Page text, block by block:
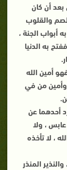
بعد أن كان
الصم والقلوب
به أبواب الجنة ،
به الدنيا
أمين الله
من في
أحدهما عن
، ولا
، لا تأخذه
المنذر